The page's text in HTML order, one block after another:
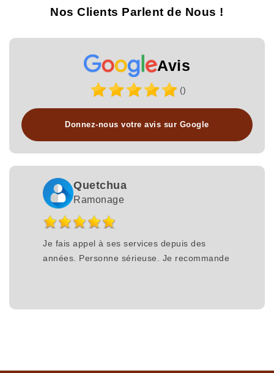
Nos Clients Parlent de Nous !
Avis
()
Donnez-nous votre avis sur Google
Quetchua
Ramonage
Je fais appel à ses services depuis des
années. Personne sérieuse. Je recommande